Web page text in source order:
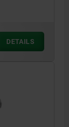
DETAILS